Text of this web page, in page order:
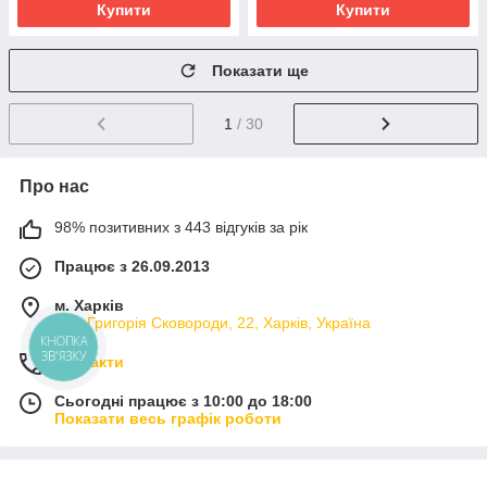
Купити Купити
Показати ще
1 / 30
Про нас
98% позитивних з 443 відгуків за рік
Працює з 26.09.2013
м. Харків
вул. Григорія Сковороди, 22, Харків, Україна
Контакти
Сьогодні працює з 10:00 до 18:00
Показати весь графік роботи
КНОПКА
ЗВ'ЯЗКУ